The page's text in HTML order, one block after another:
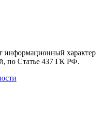
информационный характер
по Статье 437 ГК РФ.